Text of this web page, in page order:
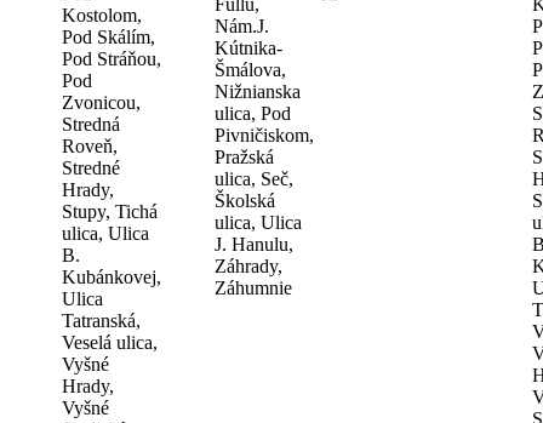
Kostolom,
Pod Skálím,
Pod Stráňou,
Pod
Zvonicou,
Stredná
Roveň,
Stredné
Hrady,
Stupy, Tichá
ulica, Ulica
B.
Kubánkovej,
Ulica
Tatranská,
Veselá ulica,
Vyšné
Hrady,
Vyšné
Fullu,
Nám.J.
Kútnika-
Šmálova,
Nižnianska
ulica, Pod
Pivničiskom,
Pražská
ulica, Seč,
Školská
ulica, Ulica
J. Hanulu,
Záhrady,
Záhumnie